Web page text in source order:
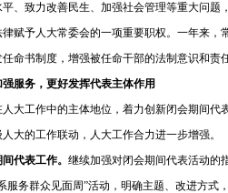
、致力改善民生、加强社会管理等重大问题
赋予人大常委会的一项重要职权。一年来，
命书制度，增强被任命干部的法制意识和责
服务，更好发挥代表主体作用
大工作中的主体地位，着力创新闭会期间代
大的工作联动，人大工作合力进一步增强。
代表工作。 继续加强对闭会期间代表活动的
服务群众见面周”活动，明确主题、改进方